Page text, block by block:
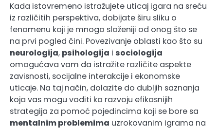
Kada istovremeno istražujete uticaj igara na sreću
iz različitih perspektiva, dobijate širu sliku o
fenomenu koji je mnogo složeniji od onog što se
na prvi pogled čini. Povezivanje oblasti kao što su
neurologija, psihologija i sociologija
omogućava vam da istražite različite aspekte
zavisnosti, socijalne interakcije i ekonomske
uticaje. Na taj način, dolazite do dubljih saznanja
koja vas mogu voditi ka razvoju efikasnijih
strategija za pomoć pojedincima koji se bore sa
mentalnim problemima uzrokovanim igrama na